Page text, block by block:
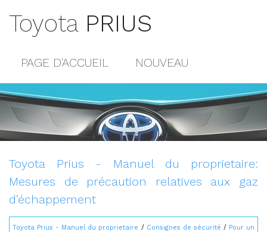
Toyota PRIUS
PAGE D'ACCUEIL NOUVEAU
POPULAIRE
CONTACTS
Toyota Prius - Manuel du proprietaire:
Mesures de précaution relatives aux gaz
d’échappement
Toyota Prius - Manuel du proprietaire / Consignes de sécurité / Pour un